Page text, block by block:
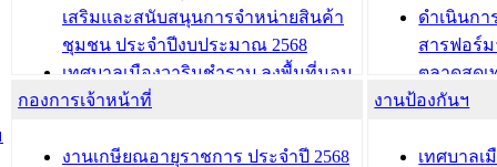
บทความ อื่นๆ ... บทความ อื่นๆ ...
เสริมและสนับสนุนการจำหน่ายสินค้า
ชุมชน ประจำปีงบประมาณ 2568
เทศบาลเมืองวารินชำราบ ลงพื้นที่มอบ
น้ำดื่มแก่ผู้พักอาศัย ณ ศูนย์พักพิง
กองสวัสดิการสังคม เทศบาลเมือง
ดำเนินกา
สารฟอร์
ตลาดสดเ
วารินชำร
ถนนแก่เ
กองการเจ้าหน้าที่
งานเกษียณอายุราชการ ประจำปี 2568
งานป้องกันฯ
เทศบาลเ